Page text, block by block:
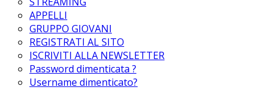
APPELLI
GRUPPO GIOVANI
REGISTRATI AL SITO
ISCRIVITI ALLA NEWSLETTER
Password dimenticata ?
Username dimenticato?